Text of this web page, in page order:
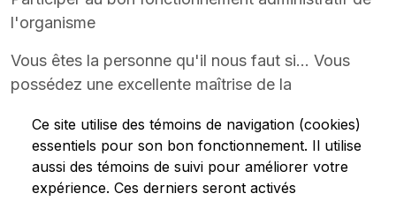
l'organisme
Vous êtes la personne qu'il nous faut si... Vous
possédez une excellente maîtrise de la
comptables n'ont plus de secrets pour vous, Vous
maîtrisez Acomba (essentiel), Vous êtes à l'aise
avec Excel et les outils informatiques, Vous aimez
Ce site utilise des témoins de navigation (cookies)
essentiels pour son bon fonctionnement. Il utilise
aussi des témoins de suivi pour améliorer votre
expérience. Ces derniers seront activés